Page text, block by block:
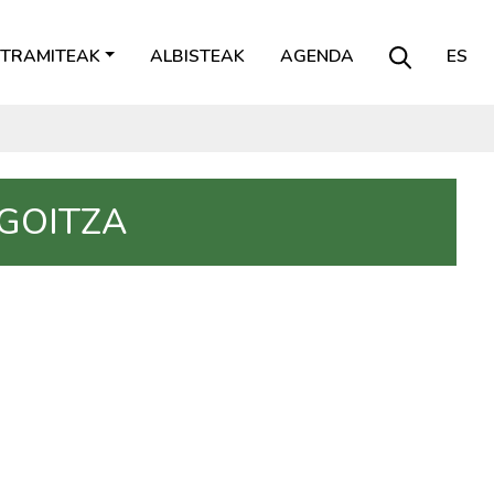
TRAMITEAK ALBISTEAK AGENDA ES